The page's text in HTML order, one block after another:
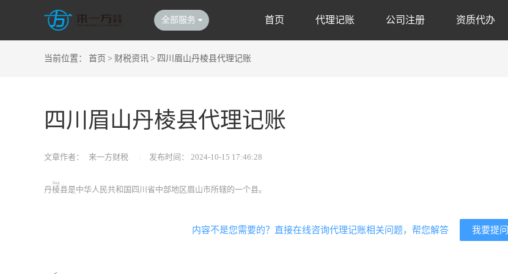
全部服务 首页 代理记账 公司注册 资质代办
当前位置： 首页 > 财税资讯 > 四川眉山丹棱县代理记账
四川眉山丹棱县代理记账
文章作者： 来一方财税 发布时间： 2024-10-15 17:46:28
丹棱
líng
县是中华人民共和国四川省中部地区眉山市所辖的一个县。
我要提问
内容不是您需要的？直接在线咨询代理记账相关问题，帮您解答